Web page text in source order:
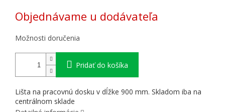
Objednávame u dodávateľa
Možnosti doručenia
Pridať do košíka
Lišta na pracovnú dosku v dĺžke 900 mm. Skladom iba na
centrálnom sklade